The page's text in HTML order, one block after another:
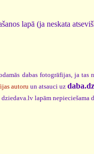
lapā (ja neskata
dabas fotogrāfijas, ja tas
autoru un atsauci uz
lapām nepieciešama